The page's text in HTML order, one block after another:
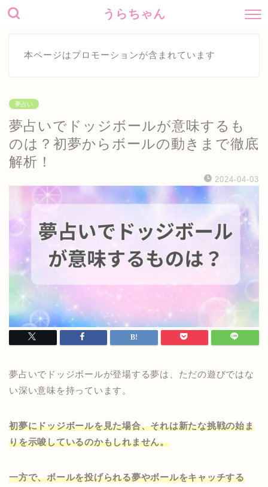
うらちゃん
本ページはプロモーションが含まれています
夢占い
夢占いでドッジボールが意味するも
のは？初夢からボールの動きまで徹底
解析！
2024-04-03
夢占いでドッジボールが登場する夢は、ただの遊びではな
い深い意味を持っています。
初夢にドッジボールを見た場合、それは新たな挑戦の始ま
りを示唆しているのかもしれません。
一方で、ボールを投げられる夢やボールをキャッチする